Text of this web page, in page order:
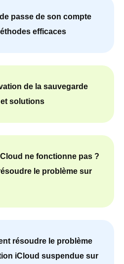
passe de son compte
efficaces
de la sauvegarde
solutions
ne fonctionne pas ?
le problème sur
résoudre le problème
iCloud suspendue sur